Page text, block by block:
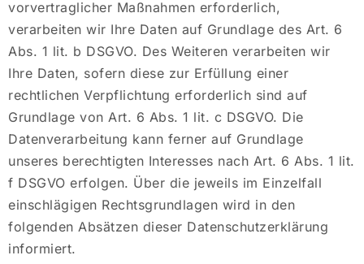
vorvertraglicher Maßnahmen erforderlich,
verarbeiten wir Ihre Daten auf Grundlage des Art. 6
Abs. 1 lit. b DSGVO. Des Weiteren verarbeiten wir
Ihre Daten, sofern diese zur Erfüllung einer
rechtlichen Verpflichtung erforderlich sind auf
Grundlage von Art. 6 Abs. 1 lit. c DSGVO. Die
Datenverarbeitung kann ferner auf Grundlage
unseres berechtigten Interesses nach Art. 6 Abs. 1 lit.
f DSGVO erfolgen. Über die jeweils im Einzelfall
einschlägigen Rechtsgrundlagen wird in den
folgenden Absätzen dieser Datenschutzerklärung
informiert.